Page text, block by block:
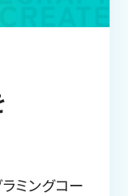
ミングコー